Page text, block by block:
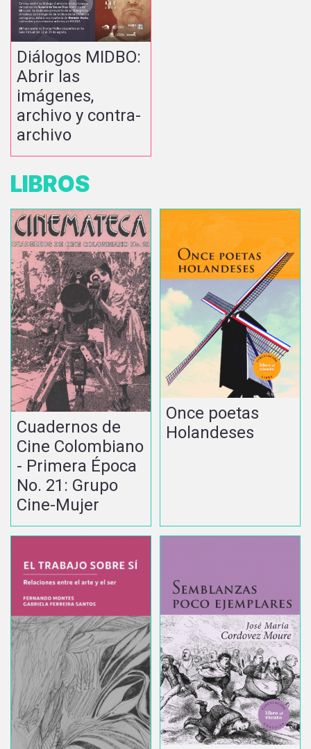
Diálogos MIDBO:
Abrir las
imágenes,
archivo y contra-
archivo
LIBROS
Cuadernos de
Cine Colombiano
- Primera Época
No. 21: Grupo
Cine-Mujer
Once poetas
Holandeses